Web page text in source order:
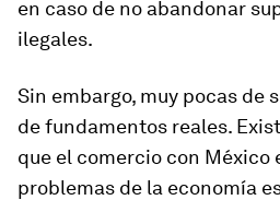
en caso de no abandonar
ilegales.
Sin embargo, muy pocas de
de fundamentos reales.
que el comercio con México
problemas de la economía